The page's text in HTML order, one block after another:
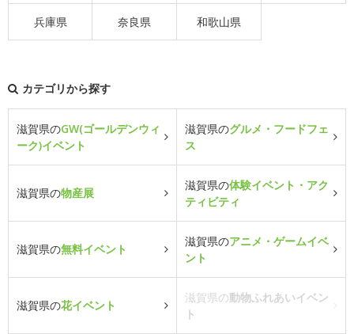
兵庫県 奈良県 和歌山県
カテゴリから探す
滋賀県のGW(ゴールデンウィ
ーク)イベント
滋賀県のグルメ・フードフェ
ス
滋賀県の物産展
滋賀県の体験イベント・アク
ティビティ
滋賀県の無料イベント
滋賀県のアニメ・ゲームイベ
ント
滋賀県の花イベント
滋賀県の動物ふれあいイベン
ト